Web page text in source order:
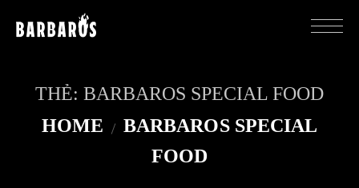
THẺ: BARBAROS SPECIAL FOOD
HOME
BARBAROS SPECIAL
FOOD